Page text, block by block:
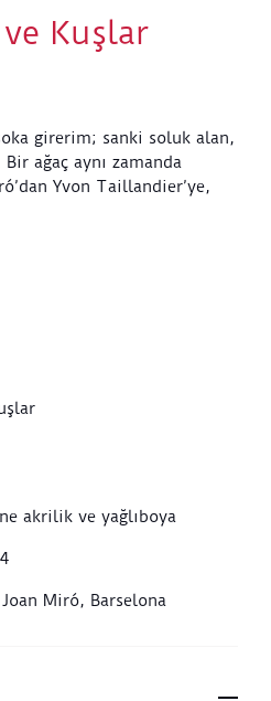
ve Kuşlar
girerim; sanki soluk alan,
ağaç aynı zamanda
Yvon Taillandier’ye,
akrilik ve yağlıboya
Miró, Barselona